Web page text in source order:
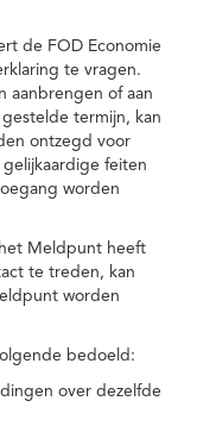
de FOD Economie
te vragen.
aanbrengen of aan
termijn, kan
ontzegd voor
feiten
worden
Meldpunt heeft
te treden, kan
worden
bedoeld:
over dezelfde